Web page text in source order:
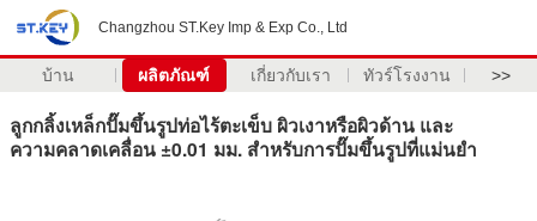
Changzhou ST.Key Imp & Exp Co., Ltd
บ้าน ผลิตภัณฑ์ เกี่ยวกับเรา ทัวร์โรงงาน >>
ลูกกลิ้งเหล็กปั๊มขึ้นรูปท่อไร้ตะเข็บ ผิวเงาหรือผิวด้าน และ
ความคลาดเคลื่อน ±0.01 มม. สำหรับการปั๊มขึ้นรูปที่แม่นยำ